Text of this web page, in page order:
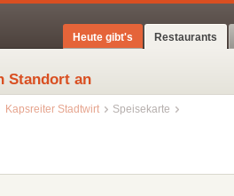
Restaurants
Heute gibt's
Standort an
Kapsreiter Stadtwirt Speisekarte